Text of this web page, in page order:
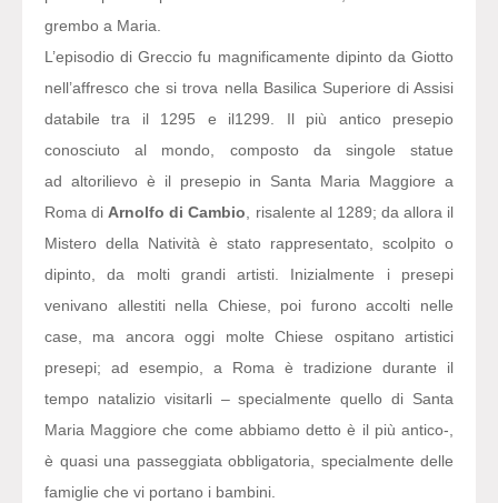
grembo a Maria.
L’episodio di Greccio fu magnificamente dipinto da Giotto
nell’affresco che si trova nella Basilica Superiore di Assisi
databile tra il 1295 e il1299. Il più antico presepio
conosciuto al mondo, composto da singole statue
ad altorilievo è il presepio in Santa Maria Maggiore a
Roma di Arnolfo di Cambio , risalente al 1289; da allora il
Mistero della Natività è stato rappresentato, scolpito o
dipinto, da molti grandi artisti. Inizialmente i presepi
venivano allestiti nella Chiese, poi furono accolti nelle
case, ma ancora oggi molte Chiese ospitano artistici
presepi; ad esempio, a Roma è tradizione durante il
tempo natalizio visitarli – specialmente quello di Santa
Maria Maggiore che come abbiamo detto è il più antico-,
è quasi una passeggiata obbligatoria, specialmente delle
famiglie che vi portano i bambini.